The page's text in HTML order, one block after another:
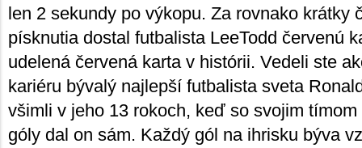
len 2 sekundy po výkopu. Za rovnako krátky
písknutia dostal futbalista LeeTodd červenú
udelená červená karta v histórii. Vedeli ste
kariéru bývalý najlepší futbalista sveta
všimli v jeho 13 rokoch, keď so svojim
góly dal on sám. Každý gól na ihrisku býva